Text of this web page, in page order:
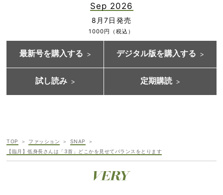
Sep 2026
8月7日発売
1000円（税込）
最新号を購入する デジタル版を購入する
試し読み 定期購読
TOP ファッション
SNAP
【臨月】低身長さんは「3首」どこかを見せてバランスをとります